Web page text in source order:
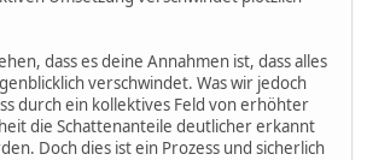
dass es deine Annahmen ist, dass alles
verschwindet. Was wir jedoch
durch ein kollektives Feld von erhöhter
die Schattenanteile deutlicher erkannt
Doch dies ist ein Prozess und sicherlich